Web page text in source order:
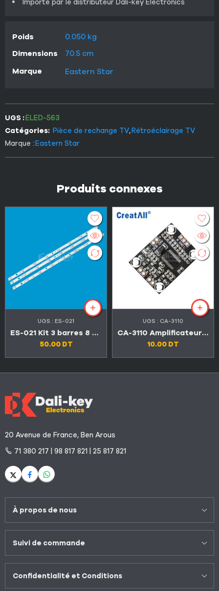
Poids
0.050 kg
Dimensions
70.5 cm
Marque
Eastern Star
UGS :ELED-563
Catégories: Pièce de rechange TV,Rétroéclairage TV
Marque :Eastern Star
Produits connexes
UGS : ES-021
ES-021 Kit 3 barres 8 LED TV SONY 32″
50.00 DT
UGS : CA-3110
CA-3110 Amplificateur carte audio 2×15 W stéréo 8-24 V
10.00 DT
20 Avenue de France, Ben Arous
71 380 217 | 98 817 821 | 25 817 821
À propos de nous
Suivi de commande
Confidentialité et Conditions